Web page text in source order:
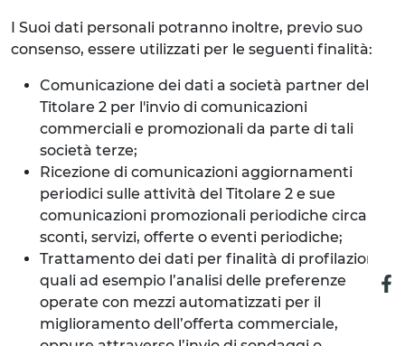
I Suoi dati personali potranno inoltre, previo suo
consenso, essere utilizzati per le seguenti finalità:
Comunicazione dei dati a società partner del
Titolare 2 per l'invio di comunicazioni
commerciali e promozionali da parte di tali
società terze;
Ricezione di comunicazioni aggiornamenti
periodici sulle attività del Titolare 2 e sue
comunicazioni promozionali periodiche circa
sconti, servizi, offerte o eventi periodiche;
Trattamento dei dati per finalità di profilazione,
quali ad esempio l’analisi delle preferenze
operate con mezzi automatizzati per il
miglioramento dell’offerta commerciale,